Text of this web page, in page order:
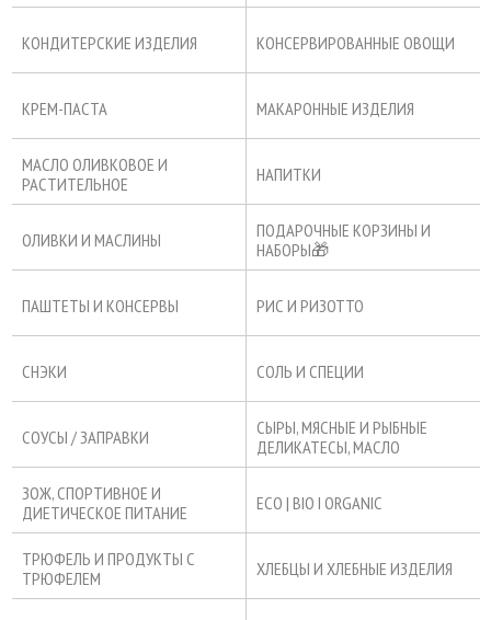
КОНДИТЕРСКИЕ ИЗДЕЛИЯ КОНСЕРВИРОВАННЫЕ ОВОЩИ
КРЕМ-ПАСТА МАКАРОННЫЕ ИЗДЕЛИЯ
МАСЛО ОЛИВКОВОЕ И
РАСТИТЕЛЬНОЕ
НАПИТКИ
ОЛИВКИ И МАСЛИНЫ
ПОДАРОЧНЫЕ КОРЗИНЫ И
НАБОРЫ🎁
ПАШТЕТЫ И КОНСЕРВЫ РИС И РИЗОТТО
СНЭКИ СОЛЬ И СПЕЦИИ
СОУСЫ / ЗАПРАВКИ
СЫРЫ, МЯСНЫЕ И РЫБНЫЕ
ДЕЛИКАТЕСЫ, МАСЛО
ЗОЖ, СПОРТИВНОЕ И
ДИЕТИЧЕСКОЕ ПИТАНИЕ
ECO | BIO I ORGANIC
ТРЮФЕЛЬ И ПРОДУКТЫ С
ТРЮФЕЛЕМ
ХЛЕБЦЫ И ХЛЕБНЫЕ ИЗДЕЛИЯ